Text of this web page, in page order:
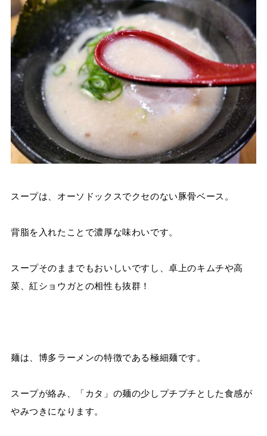
スープは、オーソドックスでクセのない豚骨ベース。
背脂を入れたことで濃厚な味わいです。
スープそのままでもおいしいですし、卓上のキムチや高
菜、紅ショウガとの相性も抜群！
麺は、博多ラーメンの特徴である極細麺です。
スープが絡み、「カタ」の麺の少しプチプチとした食感が
やみつきになります。